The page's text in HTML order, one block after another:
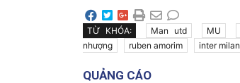
TỪ KHÓA: Man utd MU
nhượng
ruben amorim inter milan
QUẢNG CÁO